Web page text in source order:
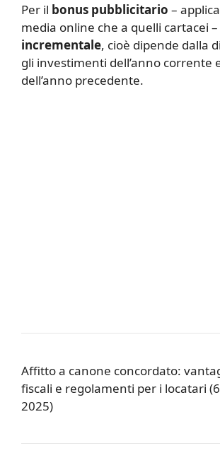
Per il bonus pubblicitario –
media online che a quelli cartacei –
incrementale, cioè dipende dalla
gli investimenti dell’anno corrente
dell’anno precedente.
Affitto a canone concordato:
fiscali e regolamenti per i locatari
2025)